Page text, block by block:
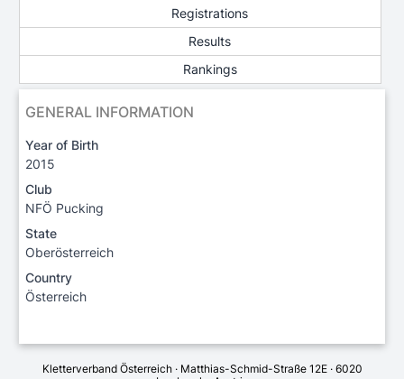
Registrations
Results
Rankings
GENERAL INFORMATION
Year of Birth
2015
Club
NFÖ Pucking
State
Oberösterreich
Country
Österreich
Kletterverband Österreich · Matthias-Schmid-Straße 12E · 6020